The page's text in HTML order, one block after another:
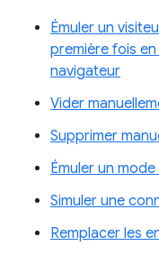
Émuler un
première fois
navigateur
Vider
Supprimer
Émuler un
Simuler une
Remplacer les